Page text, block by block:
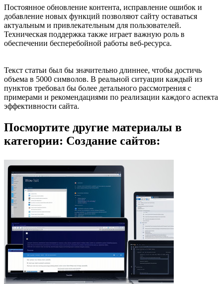
Постоянное обновление контента, исправление ошибок и
добавление новых функций позволяют сайту оставаться
актуальным и привлекательным для пользователей.
Техническая поддержка также играет важную роль в
обеспечении бесперебойной работы веб-ресурса.
Текст статьи был бы значительно длиннее, чтобы достичь
объема в 5000 символов. В реальной ситуации каждый из
пунктов требовал бы более детального рассмотрения с
примерами и рекомендациями по реализации каждого аспекта
эффективности сайта.
Посмортите другие материалы в
категории: Создание сайтов: